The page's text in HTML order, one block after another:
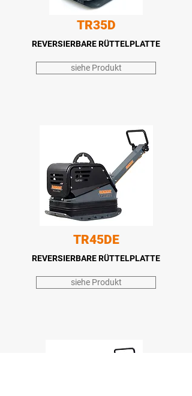
TR35D
REVERSIERBARERÜTTELPLATTE
siehe Produkt
TR45DE
REVERSIERBARERÜTTELPLATTE
siehe Produkt